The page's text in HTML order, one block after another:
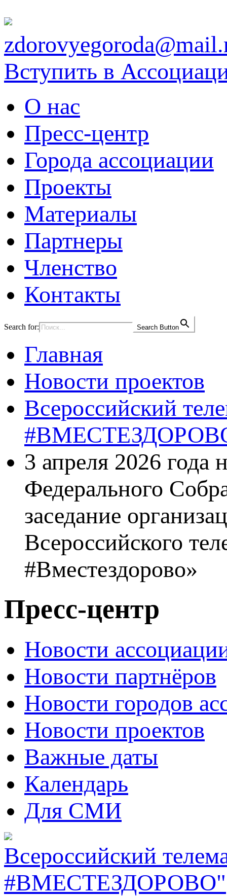
Вступить в
О нас
Пресс-центр
Города ассоциации
Проекты
Материалы
Партнеры
Членство
Контакты
Search for: Search Button
Главная
Новости проектов
Всероссийский
3 апреля 2026 года
Федерального
заседание
Всероссийского
#Вместездорово»
Пресс-центр
Новости
Новости партнёров
Новости городов
Новости проектов
Важные даты
Календарь
Для СМИ
Всероссийский
#ВМЕСТЕЗДОРОВО"